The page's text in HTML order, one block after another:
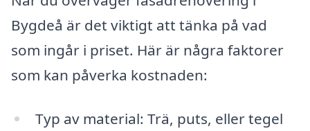
Bygdeå är det viktigt att tänka på vad
som ingår i priset. Här är några faktorer
som kan påverka kostnaden:
Typ av material: Trä, puts, eller tegel